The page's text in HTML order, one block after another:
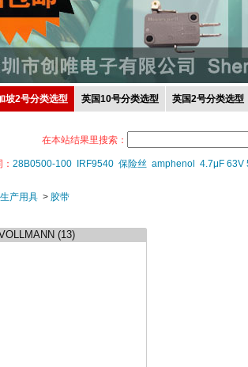
坡2号分类选型 英国10号分类选型 英国2号分类选型
在本站结果里搜索：
28B0500-100 IRF9540 保险丝 amphenol 4.7μF 63V
产用具 > 胶带